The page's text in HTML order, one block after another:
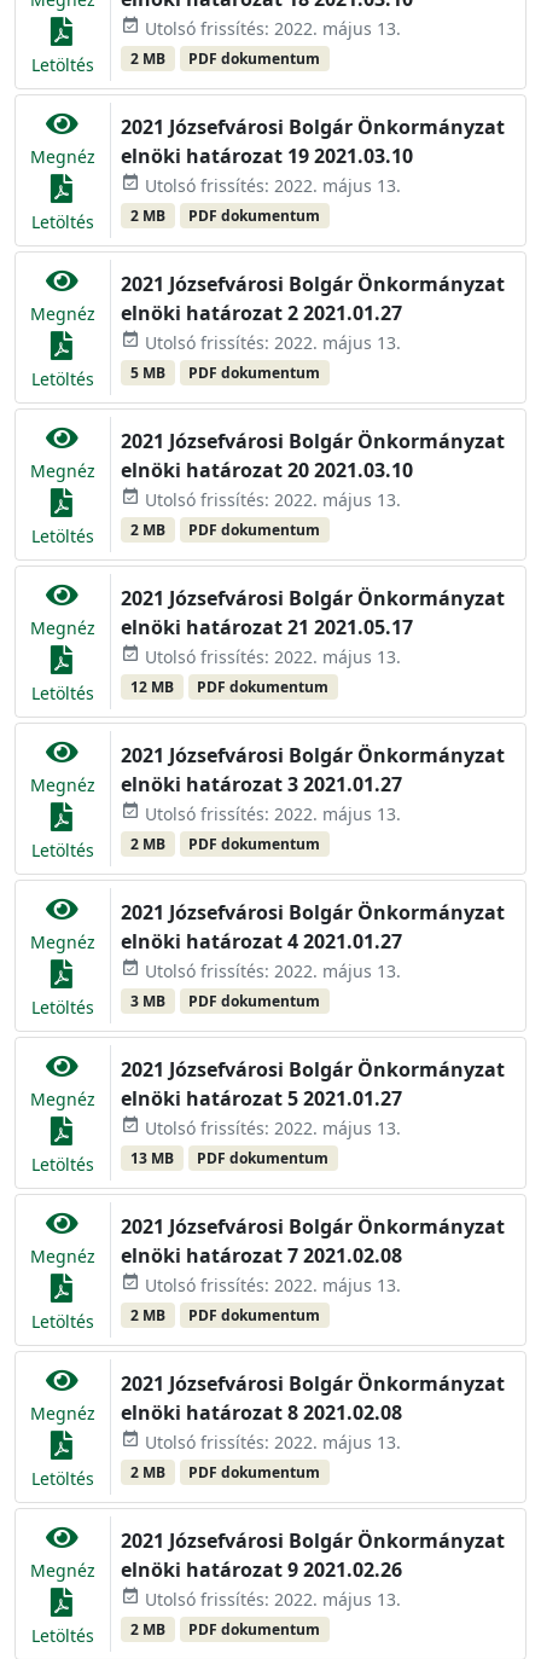
Letöltés
event_available Utolsó frissítés: 2022. május 13.
2 MB PDF dokumentum
Megnéz
Letöltés
2021 Józsefvárosi Bolgár Önkormányzat
elnöki határozat 19 2021.03.10
event_available Utolsó frissítés: 2022. május 13.
2 MB PDF dokumentum
Megnéz
Letöltés
2021 Józsefvárosi Bolgár Önkormányzat
elnöki határozat 2 2021.01.27
event_available Utolsó frissítés: 2022. május 13.
5 MB PDF dokumentum
Megnéz
Letöltés
2021 Józsefvárosi Bolgár Önkormányzat
elnöki határozat 20 2021.03.10
event_available Utolsó frissítés: 2022. május 13.
2 MB PDF dokumentum
Megnéz
Letöltés
2021 Józsefvárosi Bolgár Önkormányzat
elnöki határozat 21 2021.05.17
event_available Utolsó frissítés: 2022. május 13.
12 MB PDF dokumentum
Megnéz
Letöltés
2021 Józsefvárosi Bolgár Önkormányzat
elnöki határozat 3 2021.01.27
event_available Utolsó frissítés: 2022. május 13.
2 MB PDF dokumentum
Megnéz
Letöltés
2021 Józsefvárosi Bolgár Önkormányzat
elnöki határozat 4 2021.01.27
event_available Utolsó frissítés: 2022. május 13.
3 MB PDF dokumentum
Megnéz
Letöltés
2021 Józsefvárosi Bolgár Önkormányzat
elnöki határozat 5 2021.01.27
event_available Utolsó frissítés: 2022. május 13.
13 MB PDF dokumentum
Megnéz
Letöltés
2021 Józsefvárosi Bolgár Önkormányzat
elnöki határozat 7 2021.02.08
event_available Utolsó frissítés: 2022. május 13.
2 MB PDF dokumentum
Megnéz
Letöltés
2021 Józsefvárosi Bolgár Önkormányzat
elnöki határozat 8 2021.02.08
event_available Utolsó frissítés: 2022. május 13.
2 MB PDF dokumentum
Megnéz
Letöltés
2021 Józsefvárosi Bolgár Önkormányzat
elnöki határozat 9 2021.02.26
event_available Utolsó frissítés: 2022. május 13.
2 MB PDF dokumentum